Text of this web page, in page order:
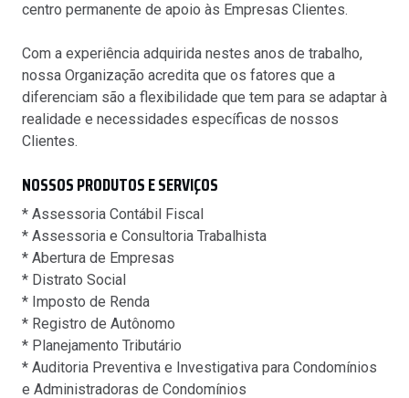
centro permanente de apoio às Empresas Clientes.
Com a experiência adquirida nestes anos de trabalho,
nossa Organização acredita que os fatores que a
diferenciam são a flexibilidade que tem para se adaptar à
realidade e necessidades específicas de nossos
Clientes. ​
NOSSOS PRODUTOS E SERVIÇOS
* Assessoria Contábil Fiscal
* Assessoria e Consultoria Trabalhista
* Abertura de Empresas
* Distrato Social
* Imposto de Renda
* Registro de Autônomo
* Planejamento Tributário
* Auditoria Preventiva e Investigativa para Condomínios
e Administradoras de Condomínios